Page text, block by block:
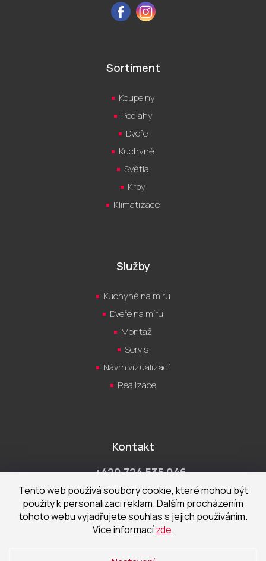
Tento web používá soubory cookie, které mohou být
použity k personalizaci reklam. Dalším procházením
tohoto webu vyjadřujete souhlas s jejich používáním.
Více informacízde.
FacebookInstagram
Sortiment
Koupelny
Podlahy
Dveře
Kuchyně
Světla
Krby
Klimatizace
Služby
Kuchyně na míru
Dveře na míru
Montáž
Servis
Návrh vizualizací
Realizace
Kontakt
+420 724 535 046
Po-Pá 9:00 - 18:00 hod
obchod@cecetka.cz